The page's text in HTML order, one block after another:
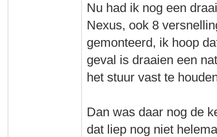
Nu had ik nog een
Nexus, ook 8
gemonteerd, ik hoop
geval is draaien een
het stuur vast te
Dan was daar nog de
dat liep nog niet